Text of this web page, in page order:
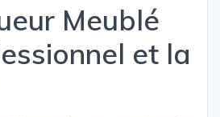
Meublé
et la